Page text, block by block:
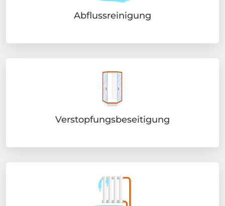
Abflussreinigung
Verstopfungsbeseitigung